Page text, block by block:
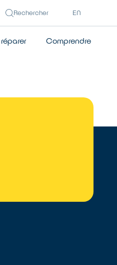
Rechercher EN
Comprendre